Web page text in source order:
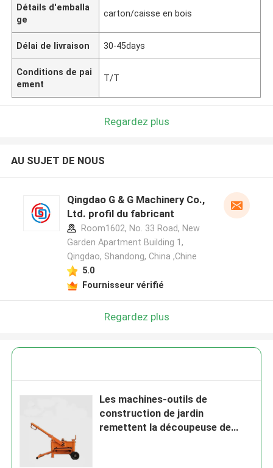
Détails d'emballa
ge
carton/caisse en bois
Délai de livraison 30-45days
Conditions de pai
ement
T/T
Regardez plus
AU SUJET DE NOUS
Qingdao G & G Machinery Co.,
Ltd. profil du fabricant
Room1602, No. 33 Road, New
Garden Apartment Building 1,
Qingdao, Shandong, China ,Chine
5.0
Fournisseur vérifié
Regardez plus
Les machines-outils de
construction de jardin
remettent la découpeuse de